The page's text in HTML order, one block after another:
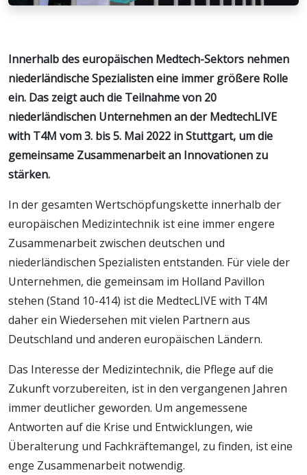
Innerhalb des europäischen Medtech-Sektors nehmen
niederländische Spezialisten eine immer größere Rolle
ein. Das zeigt auch die Teilnahme von 20
niederländischen Unternehmen an der MedtechLIVE
with T4M vom 3. bis 5. Mai 2022 in Stuttgart, um die
gemeinsame Zusammenarbeit an Innovationen zu
stärken.
In der gesamten Wertschöpfungskette innerhalb der
europäischen Medizintechnik ist eine immer engere
Zusammenarbeit zwischen deutschen und
niederländischen Spezialisten entstanden. Für viele der
Unternehmen, die gemeinsam im Holland Pavillon
stehen (Stand 10-414) ist die MedtecLIVE with T4M
daher ein Wiedersehen mit vielen Partnern aus
Deutschland und anderen europäischen Ländern.
Das Interesse der Medizintechnik, die Pflege auf die
Zukunft vorzubereiten, ist in den vergangenen Jahren
immer deutlicher geworden. Um angemessene
Antworten auf die Krise und Entwicklungen, wie
Überalterung und Fachkräftemangel, zu finden, ist eine
enge Zusammenarbeit notwendig.